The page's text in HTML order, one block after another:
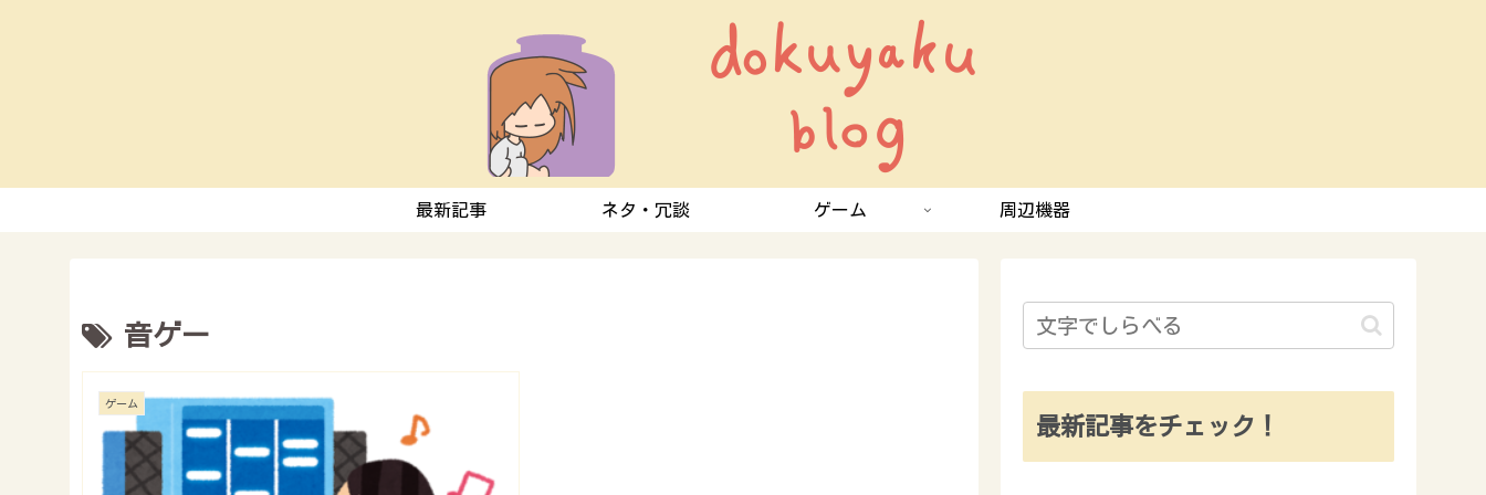
最新記事 ネタ・冗談 ゲーム 周辺機器
音ゲー
ゲーム
最新記事をチェック！